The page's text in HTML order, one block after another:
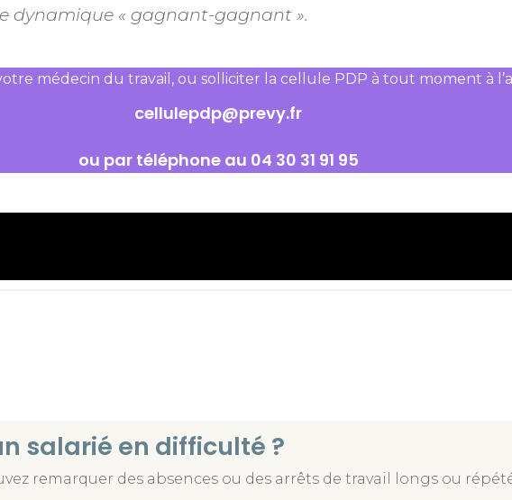
dynamique « gagnant-gagnant ».
médecin du travail, ou solliciter la cellule PDP à tout moment à
cellulepdp@prevy.fr
ou par téléphone au 04 30 31 91 95
salarié en difficulté ?
remarquer des absences ou des arrêts de travail longs ou